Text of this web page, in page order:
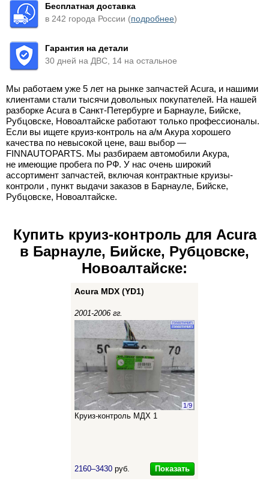
Бесплатная доставка
в 242 города России (подробнее)
Гарантия на детали
30 дней на ДВС, 14 на остальное
Мы работаем уже 5 лет на рынке запчастей Acura, и нашими
клиентами стали тысячи довольных покупателей. На нашей
разборке Acura в Санкт-Петербурге и Барнауле, Бийске,
Рубцовске, Новоалтайске работают только профессионалы.
Если вы ищете круиз-контроль на а/м Акура хорошего
качества по невысокой цене, ваш выбор —
FINNAUTOPARTS. Мы разбираем автомобили Акура,
не имеющие пробега по РФ. У нас очень широкий
ассортимент запчастей, включая контрактные круизы-
контроли , пункт выдачи заказов в Барнауле, Бийске,
Рубцовске, Новоалтайске.
Купить круиз-контроль для Acura
в Барнауле, Бийске, Рубцовске,
Новоалтайске:
Acura MDX (YD1)
2001-2006 гг.
1/9
Круиз-контроль МДХ 1
2160–3430 руб. Показать